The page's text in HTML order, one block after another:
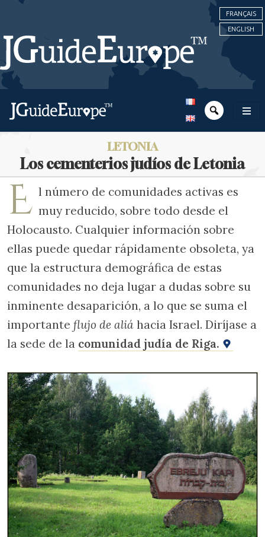
FRANÇAIS
ENGLISH
LETONIA
Los cementerios judíos de Letonia
E l número de comunidades activas es
muy reducido, sobre todo desde el
Holocausto. Cualquier información sobre
ellas puede quedar rápidamente obsoleta, ya
que la estructura demográfica de estas
comunidades no deja lugar a dudas sobre su
inminente desaparición, a lo que se suma el
importante flujo de aliá hacia Israel. Diríjase a
la sede de la comunidad judía de Riga.